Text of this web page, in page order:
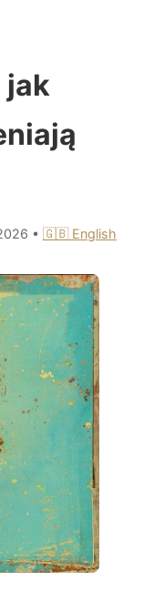
jak
• 🇬🇧 English